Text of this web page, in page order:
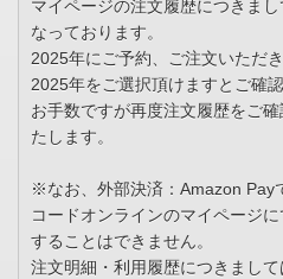
マイページの注文履歴につきま
なっております。
2025年にご予約、ご注文いただ
2025年をご選択頂けますとご確認
お手数ですが再度注文履歴をご
たします。
※なお、外部決済：Amazon Pay
コードオンラインのマイページ
することはできません。
注文明細・利用履歴につきまし